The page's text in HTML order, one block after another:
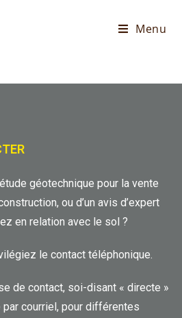
Menu
géotechnique pour la vente
ou d’un avis d’expert
en relation avec le sol ?
le contact téléphonique.
de contact, soi-disant « directe »
par courriel, pour différentes